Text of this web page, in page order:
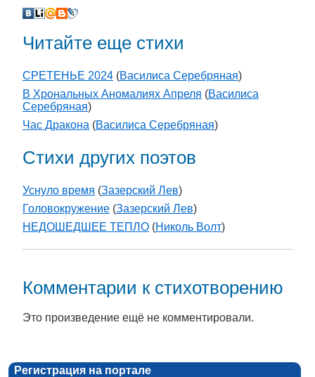
Читайте еще стихи
СРЕТЕНЬЕ 2024 (Василиса Серебряная)
В Хрональных Аномалиях Апреля (Василиса
Серебряная)
Час Дракона (Василиса Серебряная)
Стихи других поэтов
Уснуло время (Зазерский Лев)
Головокружение (Зазерский Лев)
НЕДОШЕДШЕЕ ТЕПЛО (Николь Волт)
Комментарии к стихотворению
Это произведение ещё не комментировали.
Регистрация на портале